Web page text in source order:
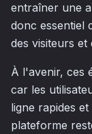
entraîner une
donc essentiel
des visiteurs
À l'avenir, ces
car les
ligne rapides
plateforme